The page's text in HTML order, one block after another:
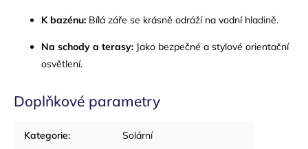
K bazénu: Bílá záře se krásně odráží na vodní hladině.
Na schody a terasy: Jako bezpečné a stylové orientační
osvětlení.
Doplňkové parametry
Kategorie: Solární